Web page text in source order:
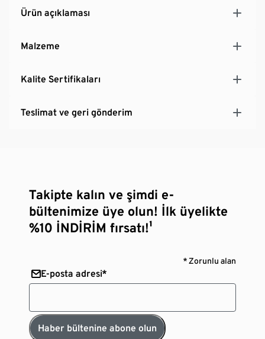
Ürün açıklaması
Malzeme
Kalite Sertifikaları
Teslimat ve geri gönderim
Takipte kalın ve şimdi e-
bültenimize üye olun! İlk üyelikte
%10 İNDİRİM fırsatı!¹
* Zorunlu alan
E-posta adresi*
Haber bültenine abone olun